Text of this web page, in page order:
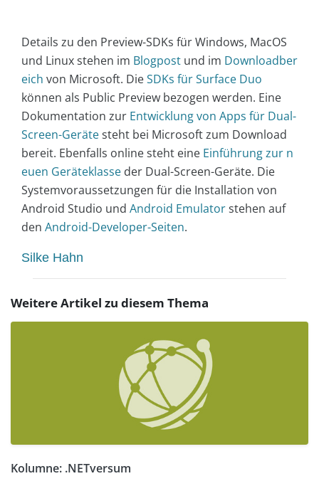
Details zu den Preview-SDKs für Windows, MacOS
und Linux stehen im Blogpost und im Downloadber
eich von Microsoft. DieSDKs für Surface Duo
können als Public Preview bezogen werden. Eine
Dokumentation zur Entwicklung von Apps für Dual-
Screen-Gerätesteht bei Microsoft zum Download
bereit. Ebenfalls online steht eine Einführung zur n
euen Geräteklasse der Dual-Screen-Geräte. Die
Systemvoraussetzungen für die Installation von
Android Studio und Android Emulatorstehen auf
den Android-Developer-Seiten.
Silke Hahn
Weitere Artikel zu diesem Thema
Kolumne: .NETversum